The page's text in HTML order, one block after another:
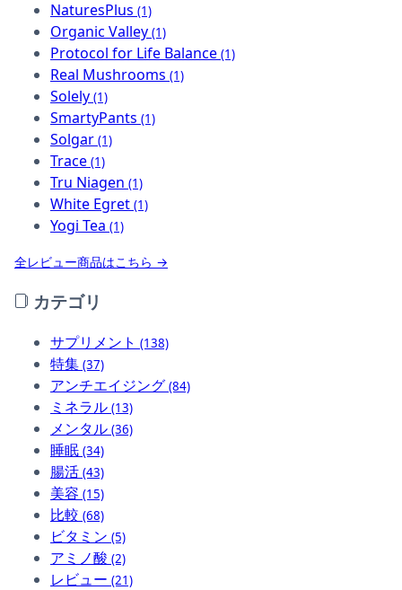
NaturesPlus (1)
Organic Valley (1)
Protocol for Life Balance (1)
Real Mushrooms (1)
Solely (1)
SmartyPants (1)
Solgar (1)
Trace (1)
Tru Niagen (1)
White Egret (1)
Yogi Tea (1)
全レビュー商品はこちら →
カテゴリ
サプリメント (138)
特集 (37)
アンチエイジング (84)
ミネラル (13)
メンタル (36)
睡眠 (34)
腸活 (43)
美容 (15)
比較 (68)
ビタミン (5)
アミノ酸 (2)
レビュー (21)